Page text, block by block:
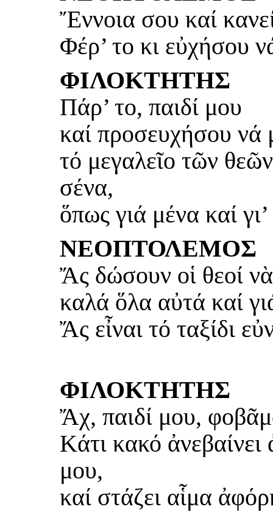
Ἔννοια σου καί
Φέρ’ το κι εὐχήσου
ΦΙΛΟΚΤΗΤΗΣ
Πάρ’ το, παιδί μου
καί προσευχήσου νά
τό μεγαλεῖο τῶν
σένα,
ὅπως γιά μένα καί
ΝΕΟΠΤΟΛΕΜΟΣ
Ἄς δώσουν οἱ θεοί
καλά ὅλα αὐτά καί
Ἄς εἶναι τό ταξίδι
ΦΙΛΟΚΤΗΤΗΣ
Ἄχ, παιδί μου,
Κάτι κακό
μου,
καί στάζει αἷμα